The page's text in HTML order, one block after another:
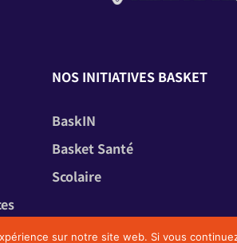
NOS INITIATIVES BASKET
BaskIN
Basket Santé
Scolaire
sur notre site web. Si vous